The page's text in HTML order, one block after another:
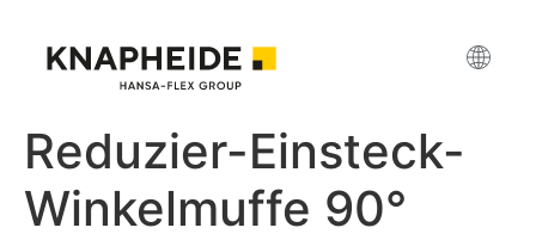
Reduzier-Einsteck-
Winkelmuffe 90°